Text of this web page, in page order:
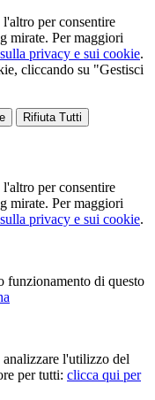
per consentire
mirate. Per maggiori
privacy e sui cookie.
cliccando su "Gestisci
Rifiuta Tutti
per consentire
mirate. Per maggiori
privacy e sui cookie.
funzionamento di questo
l'utilizzo del
per tutti: clicca qui per